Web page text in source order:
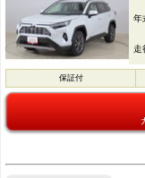
年
走
保証付